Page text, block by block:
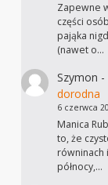
Zapewne
części
pająka
(nawet o…
Szymon -
dorodna
6 czerwca
Manica
to, że
równinach
północy,…